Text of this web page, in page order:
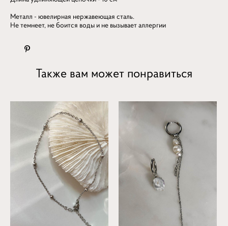
Металл - ювелирная нержавеющая сталь.
Не темнеет, не боится воды и не вызывает аллергии
Также вам может понравиться